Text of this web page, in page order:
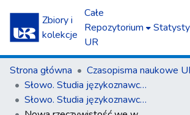
Zbiory i
kolekcje
Całe
Repozytorium
UR
Strona główna
Słowo. Studia językoznawcze
Słowo. Studia językoznawcze nr 16/2025